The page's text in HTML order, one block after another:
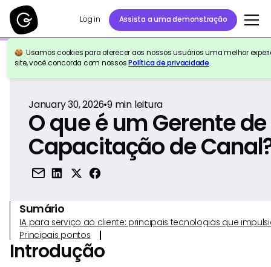
Log in Assista a uma demonstração
Usamos cookies para oferecer aos nossos usuários uma melhor
site, você concorda com nossosPolítica de privacidade.
Voltar para a referência
January 30, 2026•9min leitura
O que é um Gerente de
Capacitação de
Sumário
IA para serviço ao cliente: principais tecnologias que
Principais pontos
Introdução